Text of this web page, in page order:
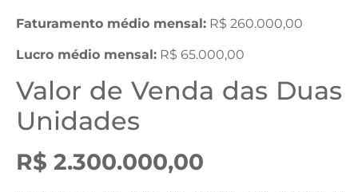
Faturamento médio mensal: R$ 260.000,00
Lucro médio mensal: R$ 65.000,00
Valor de Venda das Duas
Unidades
R$ 2.300.000,00